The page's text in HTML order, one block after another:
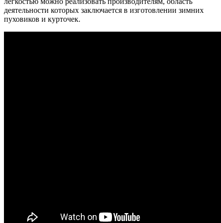
деятельности которых заключается в изготовлении зимних
пуховиков и курточек.